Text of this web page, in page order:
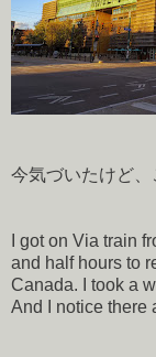
今気づいたけど、
I got on Via train
and half hours to
Canada. I took a
And I notice there